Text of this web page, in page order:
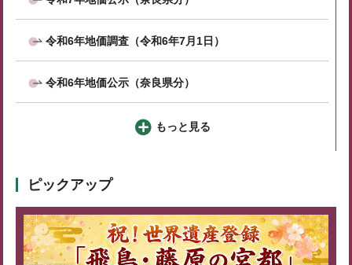
令和6年地価調査（令和6年7月1日）
令和6年地価公示（奈良県分）
もっと見る
ピックアップ